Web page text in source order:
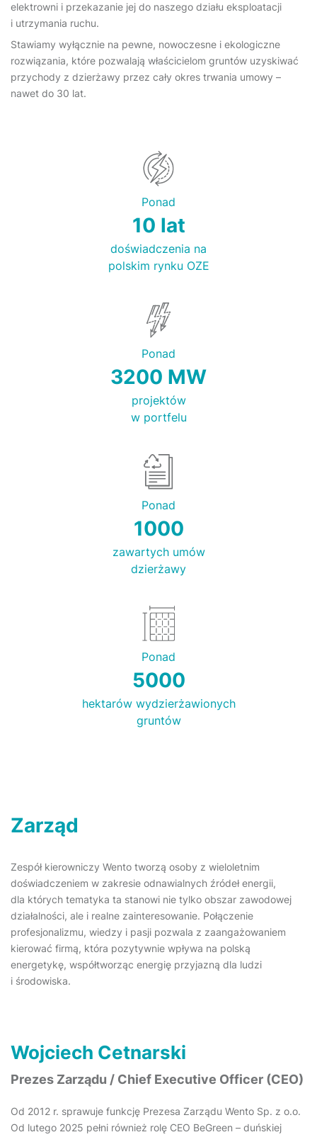
elektrowni i przekazanie jej do naszego działu eksploatacji
i utrzymania ruchu.
Stawiamy wyłącznie na pewne, nowoczesne i ekologiczne
rozwiązania, które pozwalają właścicielom gruntów uzyskiwać
przychody z dzierżawy przez cały okres trwania umowy –
nawet do 30 lat.
Ponad
10 lat
doświadczenia na
polskim rynku OZE
Ponad
3200 MW
projektów
w portfelu
Ponad
1000
zawartych umów
dzierżawy
Ponad
5000
hektarów wydzierżawionych
gruntów
Zarząd
Zespół kierowniczy Wento tworzą osoby z wieloletnim
doświadczeniem w zakresie odnawialnych źródeł energii,
dla których tematyka ta stanowi nie tylko obszar zawodowej
działalności, ale i realne zainteresowanie. Połączenie
profesjonalizmu, wiedzy i pasji pozwala z zaangażowaniem
kierować firmą, która pozytywnie wpływa na polską
energetykę, współtworząc energię przyjazną dla ludzi
i środowiska.
Wojciech Cetnarski
Prezes Zarządu / Chief Executive Officer (CEO)
Od 2012 r. sprawuje funkcję Prezesa Zarządu Wento Sp. z o.o.
Od lutego 2025 pełni również rolę CEO BeGreen – duńskiej